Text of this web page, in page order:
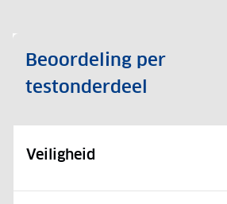
Beoordeling per
testonderdeel
Veiligheid